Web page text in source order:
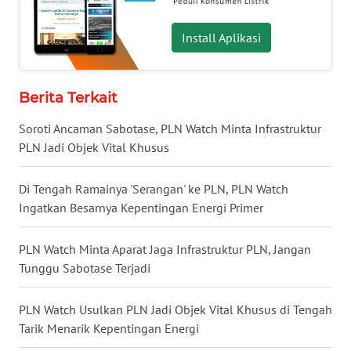
Install Aplikasi
Berita Terkait
Soroti Ancaman Sabotase, PLN Watch Minta Infrastruktur
PLN Jadi Objek Vital Khusus
Di Tengah Ramainya 'Serangan' ke PLN, PLN Watch
Ingatkan Besarnya Kepentingan Energi Primer
PLN Watch Minta Aparat Jaga Infrastruktur PLN, Jangan
Tunggu Sabotase Terjadi
PLN Watch Usulkan PLN Jadi Objek Vital Khusus di Tengah
Tarik Menarik Kepentingan Energi
WN
NUSANTARA
WN
WN
JATIM
WN
BALI
WN
KALTENG